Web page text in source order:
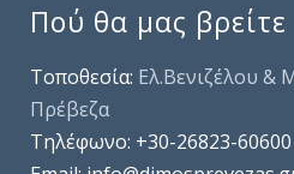
Πού θα μας βρείτε
Τοποθεσία: Ελ.Βενιζέλου &
Πρέβεζα
Τηλέφωνo: +30-26823-